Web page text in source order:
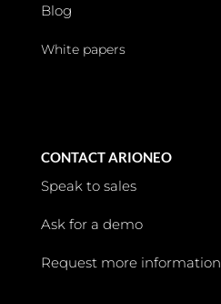
Blog
White papers
CONTACT ARIONEO
Speak to sales
Ask for a demo
Request more information